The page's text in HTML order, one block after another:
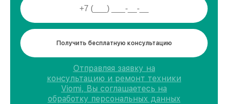
Получить бесплатную консультацию
Отправляя заявку на
консультацию и ремонт техники
Viomi, Вы соглашаетесь на
обработку персональных данных